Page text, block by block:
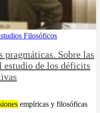
Filosóficos
pragmáticas. Sobre las
estudio de los déficits
empíricas y filosóficas